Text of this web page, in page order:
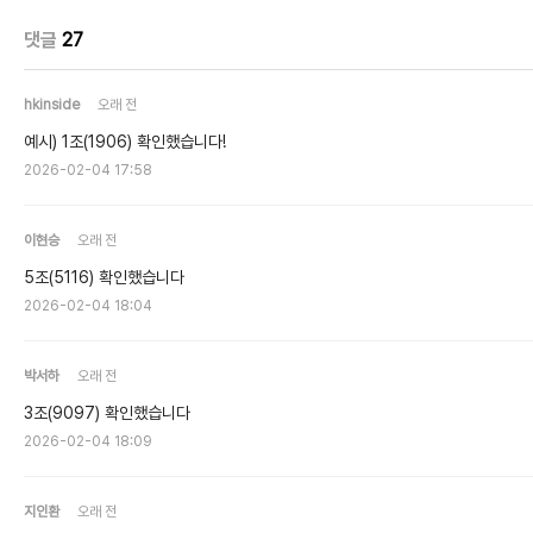
댓글 27
hkinside 오래 전
예시) 1조(1906) 확인했습니다!
2026-02-04 17:58
이현승 오래 전
5조(5116) 확인했습니다
2026-02-04 18:04
박서하 오래 전
3조(9097) 확인했습니다
2026-02-04 18:09
지인환 오래 전